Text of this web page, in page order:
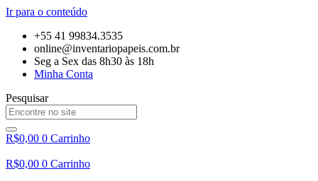
Ir para o conteúdo
+55 41 99834.3535
online@inventariopapeis.com.br
Seg a Sex das 8h30 às 18h
Minha Conta
Pesquisar
R$0,00 0 Carrinho
R$0,00 0 Carrinho